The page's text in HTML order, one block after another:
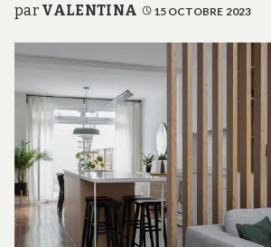
n
w
o
e
n
s
a
w
a
r
d
par VALENTINA 15 OCTOBRE 2023